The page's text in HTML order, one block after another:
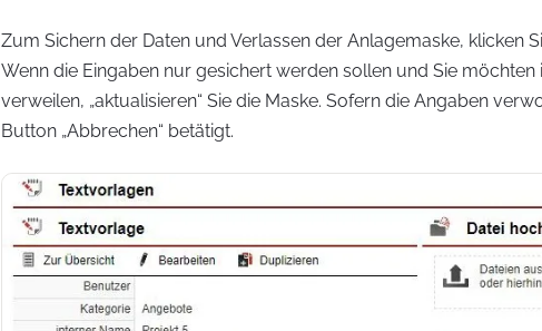
Zum Sichern der Daten und Verlassen der Anlagemaske, klicken
Wenn die Eingaben nur gesichert werden sollen und Sie
verweilen, „aktualisieren“ Sie die Maske. Sofern die Angaben
Button „Abbrechen“ betätigt.